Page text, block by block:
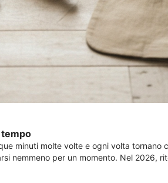
tempo
minuti molte volte e ogni volta
nemmeno per un momento. Nel 2026,